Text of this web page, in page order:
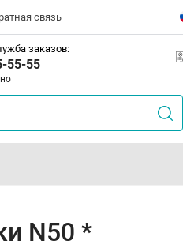
связь
заказов:
55-55
N50 *